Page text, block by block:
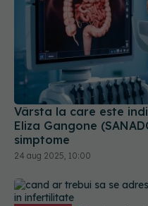
Vârsta la care este
Eliza Gangone
simptome
24 aug 2025, 10:00
EXCLUSIV Când ar trebui să se adreseze un cuplu